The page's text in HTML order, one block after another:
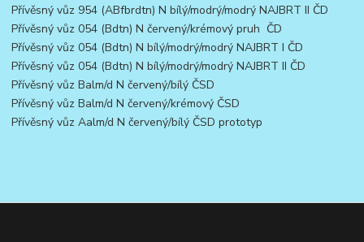
Přívěsný vůz 954 (ABfbrdtn) N bílý/modrý/modrý NAJBRT II ČD
Přívěsný vůz 054 (Bdtn) N červený/krémový pruh ČD
Přívěsný vůz 054 (Bdtn) N bílý/modrý/modrý NAJBRT I ČD
Přívěsný vůz 054 (Bdtn) N bílý/modrý/modrý NAJBRT II ČD
Přívěsný vůz Balm/d N červený/bílý ČSD
Přívěsný vůz Balm/d N červený/krémový ČSD
Přívěsný vůz Aalm/d N červený/bílý ČSD prototyp